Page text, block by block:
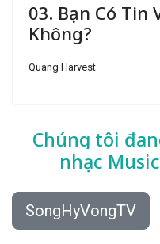
03. Bạn Có Tin
Không?
Quang Harvest
Chúng tôi
nhạc
SongHyVongTV